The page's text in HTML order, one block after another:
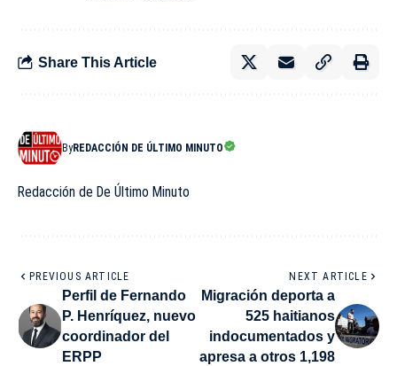
Share This Article
ByREDACCIÓN DE ÚLTIMO MINUTO
Redacción de De Último Minuto
PREVIOUS ARTICLE
Perfil de Fernando
P. Henríquez, nuevo
coordinador del
ERPP
NEXT ARTICLE
Migración deporta a
525 haitianos
indocumentados y
apresa a otros 1,198